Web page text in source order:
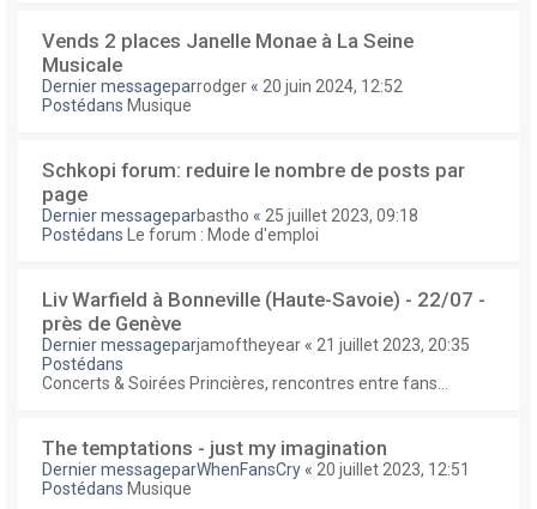
Vends 2 places Janelle Monae à La Seine
Musicale
Dernier messageparrodger « 20 juin 2024, 12:52
Postédans Musique
Schkopi forum: reduire le nombre de posts par
page
Dernier messageparbastho « 25 juillet 2023, 09:18
Postédans
Le forum : Mode d'emploi
Liv Warfield à Bonneville (Haute-Savoie) - 22/07 -
près de Genève
Dernier messageparjamoftheyear « 21 juillet 2023, 20:35
Postédans
Concerts & Soirées Princières, rencontres entre fans...
The temptations - just my imagination
Dernier messageparWhenFansCry « 20 juillet 2023, 12:51
Postédans Musique